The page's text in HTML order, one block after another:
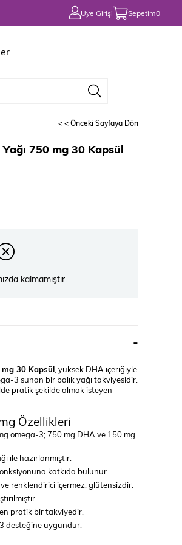
Üye Girişi Sepetim0
< < Önceki Sayfaya Dön
750 mg 30 Kapsül
kalmamıştır.
mg 30 Kapsül , yüksek DHA içeriğiyle
3 sunan bir balık yağı takviyesidir.
pratik şekilde almak isteyen
Özellikleri
omega-3; 750 mg DHA ve 150 mg
ile hazırlanmıştır.
katkıda bulunur.
ve renklendirici içermez; glütensizdir.
pratik bir takviyedir.
desteğine uygundur.